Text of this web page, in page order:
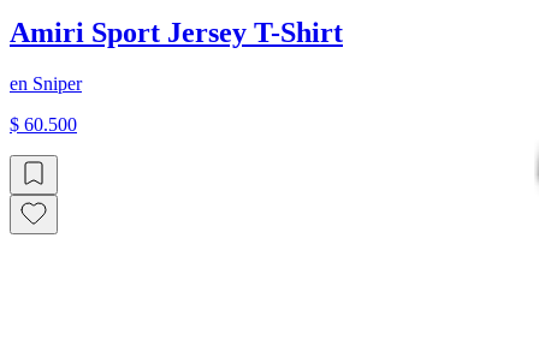
Amiri Sport Jersey T-Shirt
en Sniper
$ 60.500